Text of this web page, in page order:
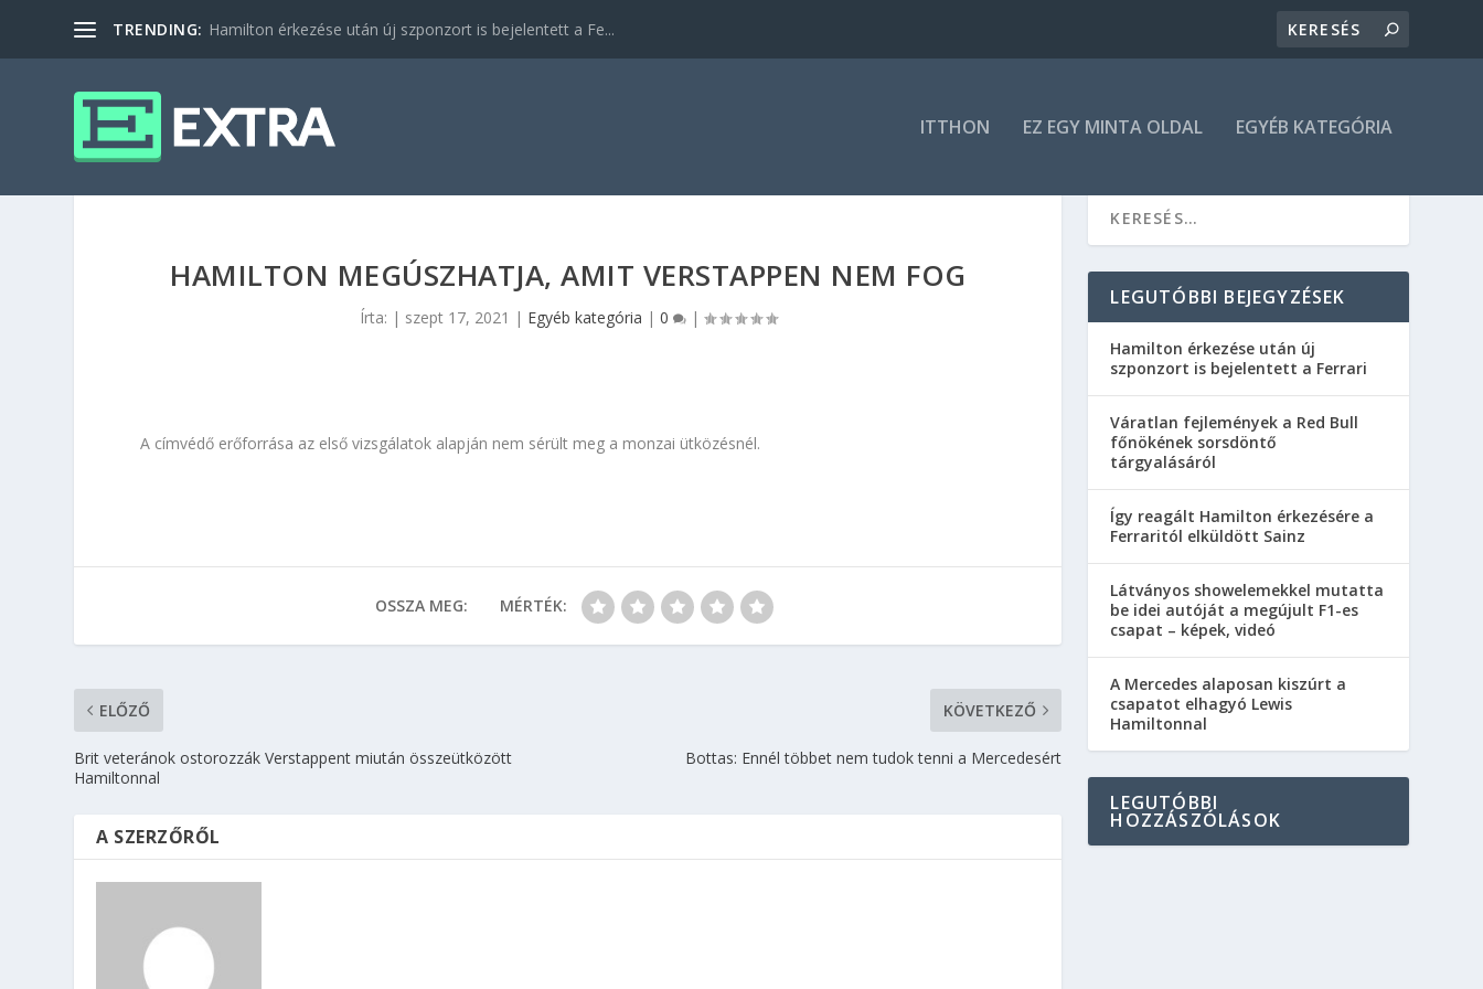
TRENDING: Hamilton érkezése után új szponzort is bejelentett a Fe...
ITTHON EZ EGY MINTA OLDAL EGYÉB KATEGÓRIA
HAMILTON MEGÚSZHATJA, AMIT VERSTAPPEN NEM FOG
Írta: | szept 17, 2021 | Egyéb kategória | 0 |
A címvédő erőforrása az első vizsgálatok alapján nem sérült meg a monzai ütközésnél.
OSSZA MEG: MÉRTÉK:
ELŐZŐ
Brit veteránok ostorozzák Verstappent miután összeütközött
Hamiltonnal
KÖVETKEZŐ
Bottas: Ennél többet nem tudok tenni a Mercedesért
A SZERZŐRŐL
LEGUTÓBBI BEJEGYZÉSEK
Hamilton érkezése után új
szponzort is bejelentett a Ferrari
Váratlan fejlemények a Red Bull
főnökének sorsdöntő
tárgyalásáról
Így reagált Hamilton érkezésére a
Ferraritól elküldött Sainz
Látványos showelemekkel mutatta
be idei autóját a megújult F1-es
csapat – képek, videó
A Mercedes alaposan kiszúrt a
csapatot elhagyó Lewis
Hamiltonnal
LEGUTÓBBI
HOZZÁSZÓLÁSOK